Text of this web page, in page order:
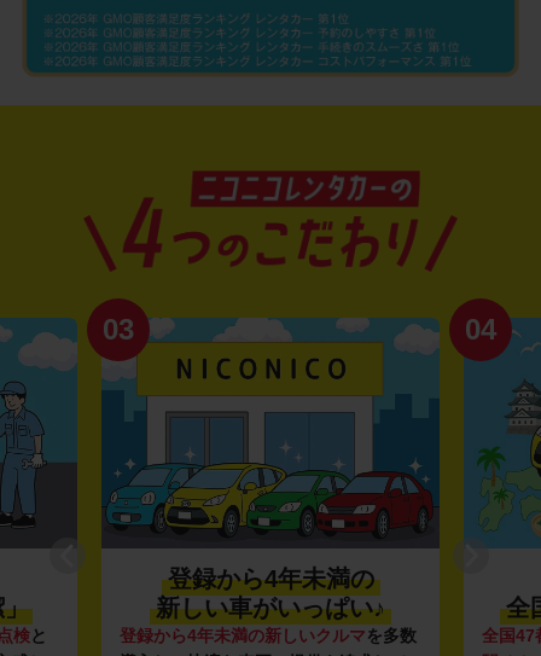
」
検と
03
登録から4年未満の
新しい車がいっぱい♪
登録から4年未満の新しいクルマを多数
04
全
全国47